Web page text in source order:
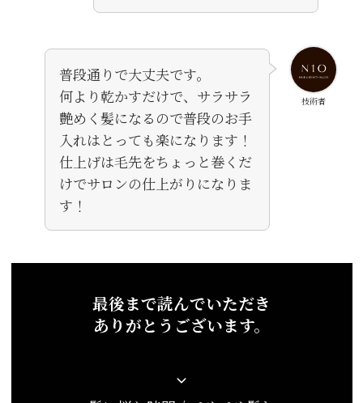
技術者
普段通りで大丈夫です。
何より乾かすだけで、サラサラ
艶めく髪になるので普段のお手
入れはとっても楽になります！
仕上げは毛先をちょっと巻くだ
けでサロンの仕上がりになりま
す！
最後まで読んでいただき
ありがとうございます。